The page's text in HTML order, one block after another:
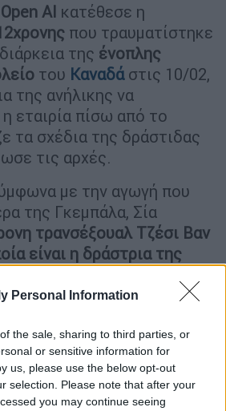
Personal Information
the sale, sharing to third parties, or
or sensitive information for
us, please use the below opt-out
selection. Please note that after your
you may continue seeing
Open AI κατέθεσε η
που τραυματίστηκε
της ένοπλης
του Καναδά στις 10/02,
της ανήλικης να
εταιρία πίσω από το
τα σχέδια της δράστιδας
τις αρχές.
με την αγωγή που
της Γκεμπάλα, Σία
τρανσέξουαλ Τζέσι Βαν
είναι η δράστρια της
βίαςκαι θεωρούσε το
στο ChatGPT είχε
τον Ιούνιο του 2025 λόγω
ωστόσο η